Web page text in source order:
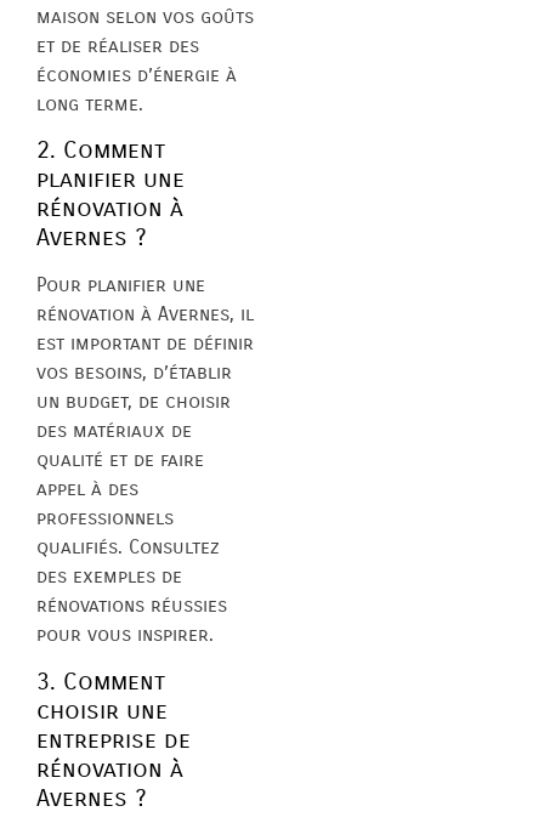
maison selon vos goûts
et de réaliser des
économies d’énergie à
long terme.
2. Comment
planifier une
rénovation à
Avernes ?
Pour planifier une
rénovation à Avernes, il
est important de définir
vos besoins, d’établir
un budget, de choisir
des matériaux de
qualité et de faire
appel à des
professionnels
qualifiés. Consultez
des exemples de
rénovations réussies
pour vous inspirer.
3. Comment
choisir une
entreprise de
rénovation à
Avernes ?